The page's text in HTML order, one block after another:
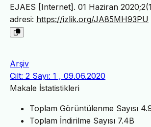
EJAES [Internet]. 01 Haziran
adresi: https://izlik.org/JA85MH93PU
Arşiv
Cilt: 2 Sayı: 1 , 09.06.2020
Makale İstatistikleri
Toplam Görüntülenme Sayısı
Toplam İndirilme Sayısı 7.4B